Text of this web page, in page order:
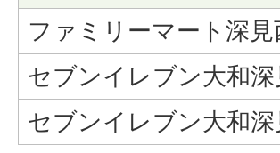
ファミリーマート深見
セブンイレブン大和深
セブンイレブン大和